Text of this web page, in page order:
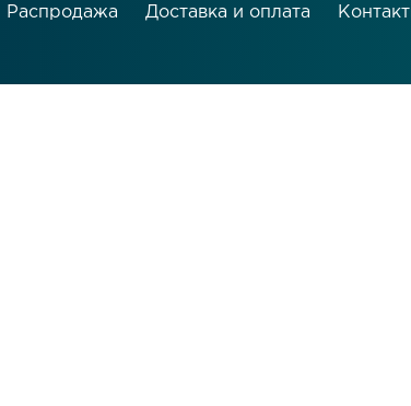
Распродажа Доставка и оплата